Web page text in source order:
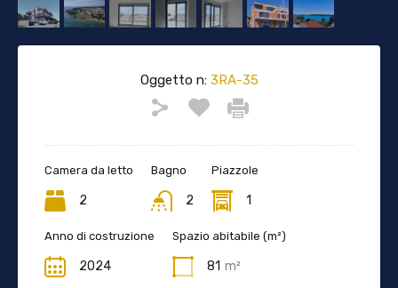
Oggetto n:3RA-35
Camera da letto
2
Bagno
2
Piazzole
1
Anno di costruzione
2024
Spazio abitabile (m²)
81 m²